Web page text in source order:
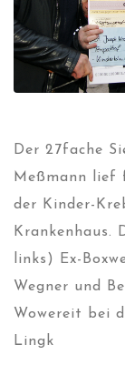
Der 27fache
Meßmann lief
der Kinder-
Krankenhaus.
links) Ex-
Wegner und
Wowereit bei
Lingk